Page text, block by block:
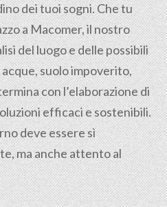
dei tuoi sogni. Che tu
a Macomer, il nostro
del luogo e delle possibili
suolo impoverito,
con l’elaborazione di
efficaci e sostenibili.
deve essere sì
ma anche attento al